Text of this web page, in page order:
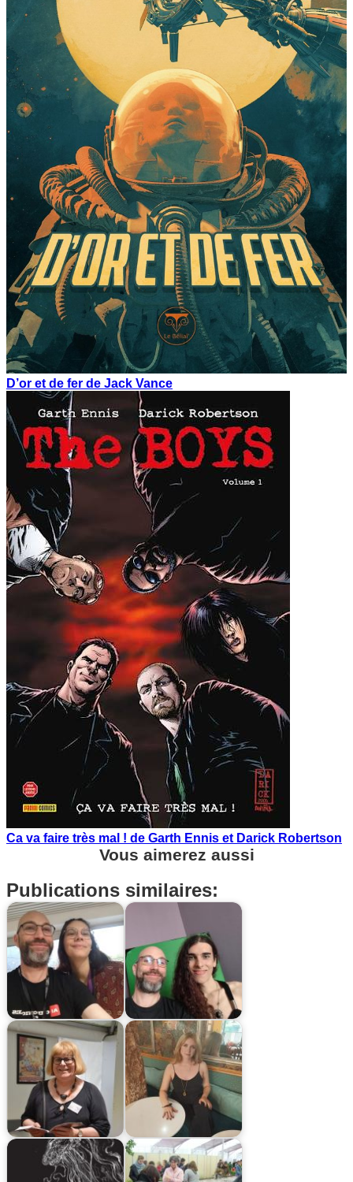
D’or et de fer de Jack Vance
Ca va faire très mal ! de Garth Ennis et Darick Robertson
Vous aimerez aussi
Publications similaires: